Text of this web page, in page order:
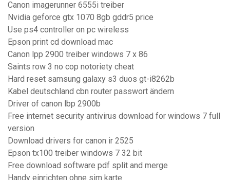
Canon imagerunner 6555i treiber
Nvidia geforce gtx 1070 8gb gddr5 price
Use ps4 controller on pc wireless
Epson print cd download mac
Canon lpp 2900 treiber windows 7 x 86
Saints row 3 no cop notoriety cheat
Hard reset samsung galaxy s3 duos gt-i8262b
Kabel deutschland cbn router passwort ändern
Driver of canon lbp 2900b
Free internet security antivirus download for windows 7 full
version
Download drivers for canon ir 2525
Epson tx100 treiber windows 7 32 bit
Free download software pdf split and merge
Handy einrichten ohne sim karte